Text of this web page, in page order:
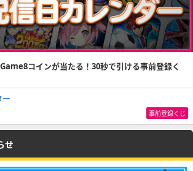
コインが当たる！30秒で引ける事前登録く
ー
事前登録くじ
せ